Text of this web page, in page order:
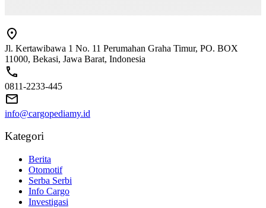
Jl. Kertawibawa 1 No. 11 Perumahan Graha Timur, PO. BOX
11000, Bekasi, Jawa Barat, Indonesia
0811-2233-445
info@cargopediamy.id
Kategori
Berita
Otomotif
Serba Serbi
Info Cargo
Investigasi